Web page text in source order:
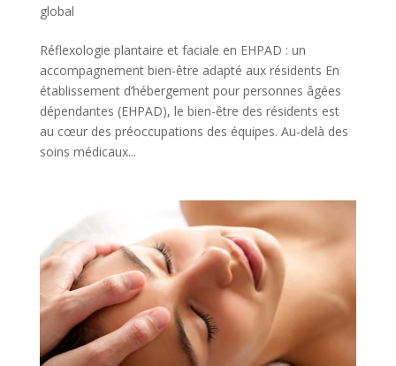
global
Réflexologie plantaire et faciale en EHPAD : un
accompagnement bien-être adapté aux résidents En
établissement d’hébergement pour personnes âgées
dépendantes (EHPAD), le bien-être des résidents est
au cœur des préoccupations des équipes. Au-delà des
soins médicaux...